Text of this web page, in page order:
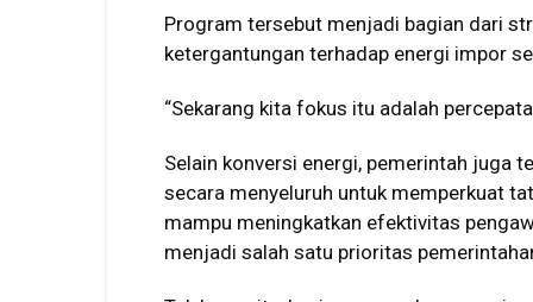
Program tersebut menjadi bagian dari
ketergantungan terhadap energi impor
“Sekarang kita fokus itu adalah
Selain konversi energi, pemerintah juga
secara menyeluruh untuk memperkuat
mampu meningkatkan efektivitas
menjadi salah satu prioritas